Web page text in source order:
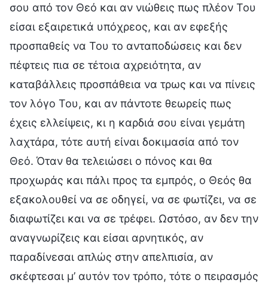
σου από τον Θεό και αν νιώθεις πως πλέον Του
είσαι εξαιρετικά υπόχρεος, και αν εφεξής
προσπαθείς να Του το ανταποδώσεις και δεν
πέφτεις πια σε τέτοια αχρειότητα, αν
καταβάλλεις προσπάθεια να τρως και να πίνεις
τον λόγο Του, και αν πάντοτε θεωρείς πως
έχεις ελλείψεις, κι η καρδιά σου είναι γεμάτη
λαχτάρα, τότε αυτή είναι δοκιμασία από τον
Θεό. Όταν θα τελειώσει ο πόνος και θα
προχωράς και πάλι προς τα εμπρός, ο Θεός θα
εξακολουθεί να σε οδηγεί, να σε φωτίζει, να σε
διαφωτίζει και να σε τρέφει. Ωστόσο, αν δεν την
αναγνωρίζεις και είσαι αρνητικός, αν
παραδίνεσαι απλώς στην απελπισία, αν
σκέφτεσαι μ’ αυτόν τον τρόπο, τότε ο πειρασμός